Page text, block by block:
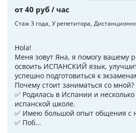
от 40 руб / час
Стаж 3 года У репетитора
Hola!
Меня зовут Яна, я помогу вашему
освоить ИСПАНСКИЙ язык,
успешно подготовиться к
Почему стоит заниматься со мной?
✅ Родилась в Испании и
испанской школе.
✅ Имею большой опыт общения с
✅ Поб...